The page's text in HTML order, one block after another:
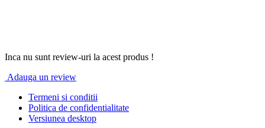
Inca nu sunt review-uri la acest produs !
Adauga un review
Termeni si conditii
Politica de confidentialitate
Versiunea desktop